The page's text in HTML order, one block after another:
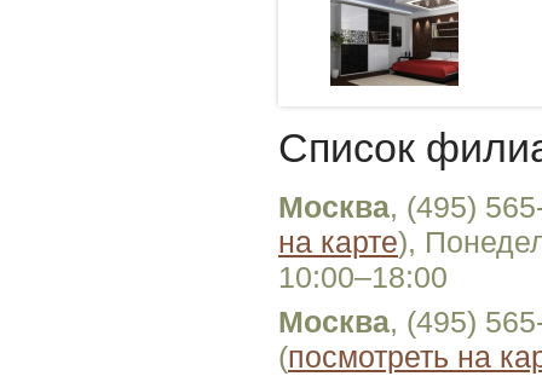
Список
Москва, (495)
на карте),
10:00–18:00
Москва, (495)
(посмотреть на